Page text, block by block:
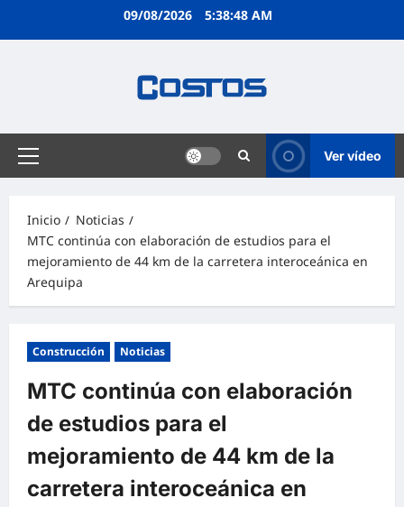
09/08/2026 5:38:48 AM
Ver vídeo
Inicio
Noticias
MTC continúa con elaboración de estudios para el
mejoramiento de 44 km de la carretera interoceánica en
Arequipa
Construcción Noticias
MTC continúa con elaboración
de estudios para el
mejoramiento de 44 km de la
carretera interoceánica en